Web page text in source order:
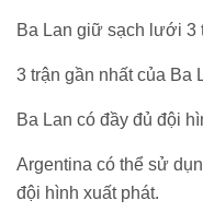
Ba Lan giữ sạch lưới 3
3 trận gần nhất của Ba
Ba Lan có đầy đủ đội
Argentina có thể sử
đội hình xuất phát.